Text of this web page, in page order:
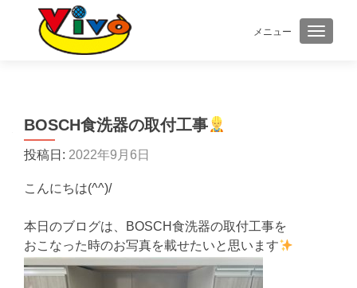
メニュー ナビゲ
BOSCH食洗器の取付工事
投稿日: 2022年9月6日
こんにちは(^^)/
本日のブログは、BOSCH食洗器の取付工事を
おこなった時のお写真を載せたいと思います